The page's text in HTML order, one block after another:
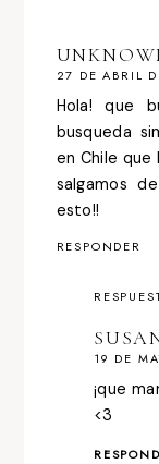
27 DE ABRIL
Hola! que
busqueda
en Chile que
salgamos
esto!!
RESPONDER
19 DE
¡que
<3